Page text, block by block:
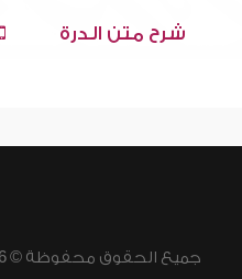
شرح متن الدرة
جميع الحقوق محفوظة © 2026 - 1998 لشبكة إسلام ويب